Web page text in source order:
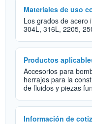
Materiales de uso
Los grados de acero
304L, 316L, 2205,
Productos
Accesorios para
herrajes para la
de fluidos y piezas
Información de